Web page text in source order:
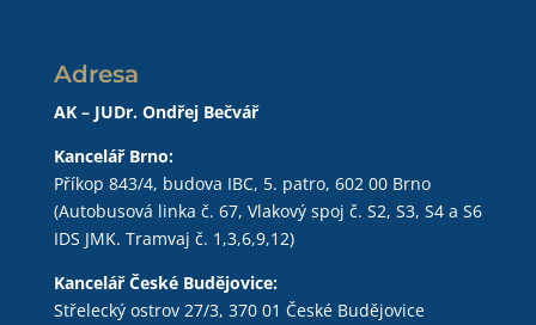
Adresa
AK – JUDr. Ondřej Bečvář
Kancelář Brno:
Příkop 843/4, budova IBC, 5. patro, 602 00 Brno
(Autobusová linka č. 67, Vlakový spoj č. S2, S3, S4 a S6
IDS JMK. Tramvaj č. 1,3,6,9,12)
Kancelář České Budějovice:
Střelecký ostrov 27/3, 370 01 České Budějovice